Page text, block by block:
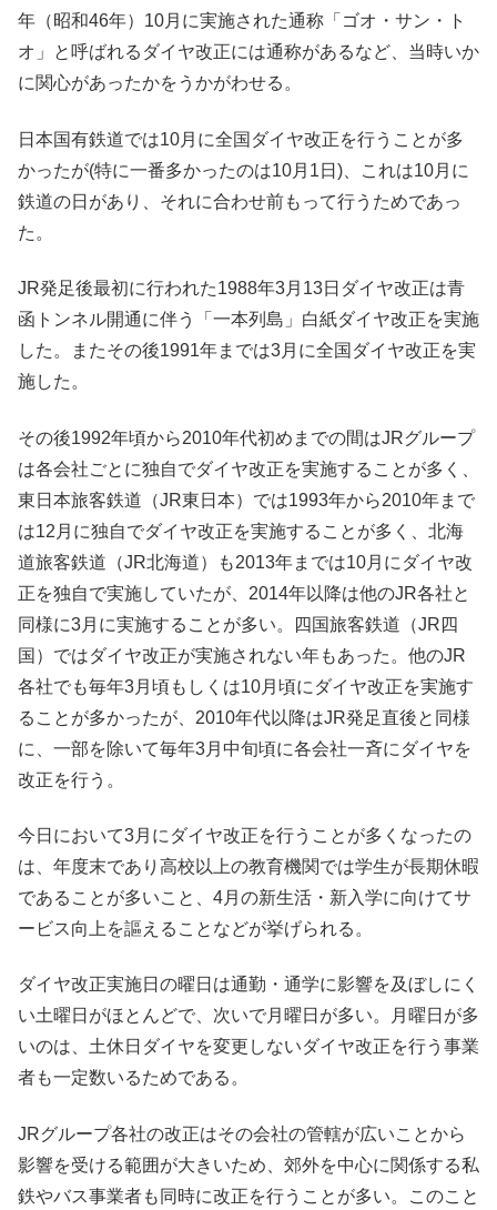
年（昭和46年）10月に実施された通称「ゴオ・サン・ト
オ」と呼ばれるダイヤ改正には通称があるなど、当時いか
に関心があったかをうかがわせる。
日本国有鉄道では10月に全国ダイヤ改正を行うことが多
かったが(特に一番多かったのは10月1日)、これは10月に
鉄道の日があり、それに合わせ前もって行うためであっ
た。
JR発足後最初に行われた1988年3月13日ダイヤ改正は青
函トンネル開通に伴う「一本列島」白紙ダイヤ改正を実施
した。またその後1991年までは3月に全国ダイヤ改正を実
施した。
その後1992年頃から2010年代初めまでの間はJRグループ
は各会社ごとに独自でダイヤ改正を実施することが多く、
東日本旅客鉄道（JR東日本）では1993年から2010年まで
は12月に独自でダイヤ改正を実施することが多く、北海
道旅客鉄道（JR北海道）も2013年までは10月にダイヤ改
正を独自で実施していたが、2014年以降は他のJR各社と
同様に3月に実施することが多い。四国旅客鉄道（JR四
国）ではダイヤ改正が実施されない年もあった。他のJR
各社でも毎年3月頃もしくは10月頃にダイヤ改正を実施す
ることが多かったが、2010年代以降はJR発足直後と同様
に、一部を除いて毎年3月中旬頃に各会社一斉にダイヤを
改正を行う。
今日において3月にダイヤ改正を行うことが多くなったの
は、年度末であり高校以上の教育機関では学生が長期休暇
であることが多いこと、4月の新生活・新入学に向けてサ
ービス向上を謳えることなどが挙げられる。
ダイヤ改正実施日の曜日は通勤・通学に影響を及ぼしにく
い土曜日がほとんどで、次いで月曜日が多い。月曜日が多
いのは、土休日ダイヤを変更しないダイヤ改正を行う事業
者も一定数いるためである。
JRグループ各社の改正はその会社の管轄が広いことから
影響を受ける範囲が大きいため、郊外を中心に関係する私
鉄やバス事業者も同時に改正を行うことが多い。このこと